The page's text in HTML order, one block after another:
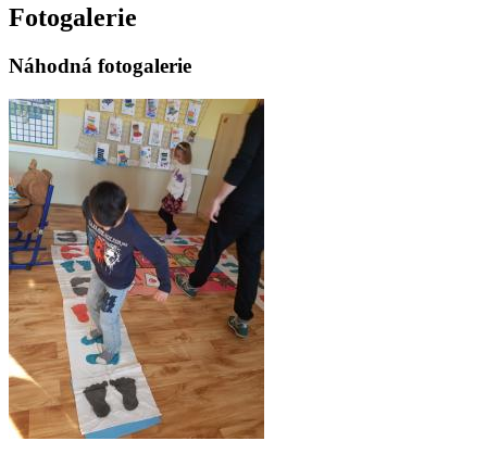
Fotogalerie
Náhodná fotogalerie